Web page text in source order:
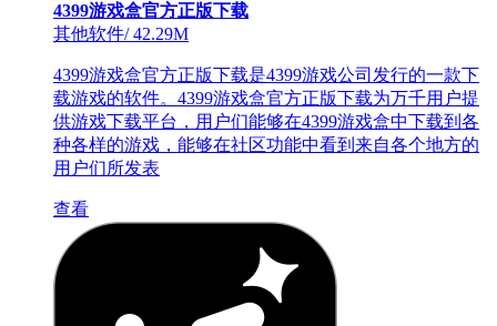
4399游戏盒官方正版下载
其他软件/42.29M
4399游戏盒官方正版下载是4399游戏公司发行的一款下
载游戏的软件。4399游戏盒官方正版下载为万千用户提
供游戏下载平台，用户们能够在4399游戏盒中下载到各
种各样的游戏，能够在社区功能中看到来自各个地方的
用户们所发表
查看